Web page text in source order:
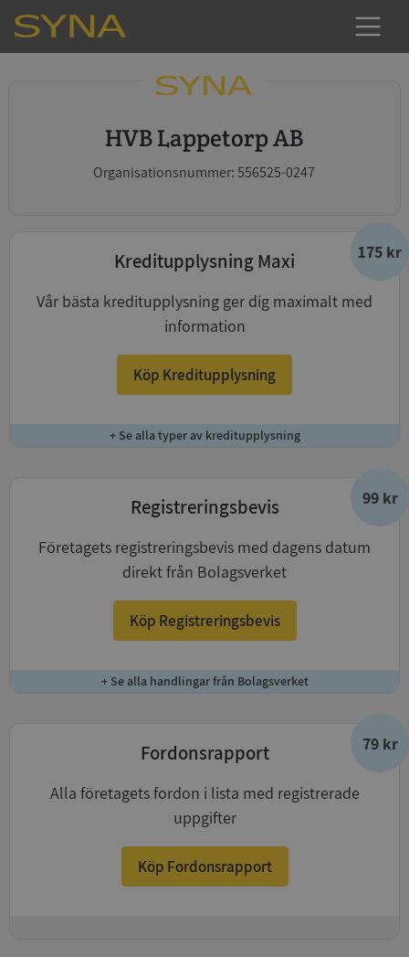
HVB Lappetorp AB
Organisationsnummer: 556525-0247
175 kr
Kreditupplysning Maxi
Vår bästa kreditupplysning ger dig maximalt med
information
Köp Kreditupplysning
+ Se alla typer av kreditupplysning
99 kr
Registreringsbevis
Företagets registreringsbevis med dagens datum
direkt från Bolagsverket
Köp Registreringsbevis
+ Se alla handlingar från Bolagsverket
79 kr
Fordonsrapport
Alla företagets fordon i lista med registrerade
uppgifter
Köp Fordonsrapport